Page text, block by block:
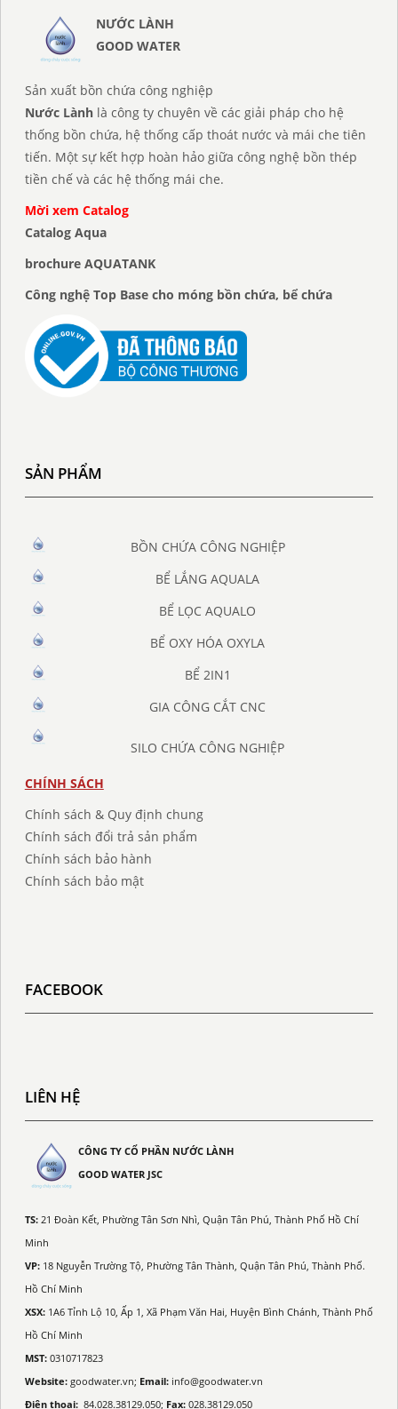
NƯỚC LÀNH
GOOD WATER
Sản xuất bồn chứa công nghiệp
Nước Lànhlà công ty chuyên về các giải pháp cho hệ
thống bồn chứa, hệ thống cấp thoát nước và mái che tiên
tiến. Một sự kết hợp hoàn hảo giữa công nghệ bồn thép
tiền chế và các hệ thống mái che.
Mời xem Catalog
Catalog Aqua
brochure AQUATANK
Công nghệ Top Base cho móng bồn chứa, bể chứa
SẢN PHẨM
BỒN CHỨA CÔNG NGHIỆP
BỂ LẮNG AQUALA
BỂ LỌC AQUALO
BỂ OXY HÓA OXYLA
BỂ 2IN1
GIA CÔNG CẮT CNC
SILO CHỨA CÔNG NGHIỆP
CHÍNH SÁCH
Chính sách & Quy định chung
Chính sách đổi trả sản phẩm
Chính sách bảo hành
Chính sách bảo mật
FACEBOOK
LIÊN HỆ
CÔNG TY CỔ PHẦN NƯỚC LÀNH
GOOD WATER JSC
TS:21 Đoàn Kết, Phường Tân Sơn Nhì, Quận Tân Phú, Thành Phố Hồ Chí
Minh
VP:18 Nguyễn Trường Tộ, Phường Tân Thành, Quận Tân Phú, Thành Phố.
Hồ Chí Minh
XSX:1A6 Tỉnh Lộ 10, Ấp 1, Xã Phạm Văn Hai, Huyện Bình Chánh, Thành Phố
Hồ Chí Minh
MST:0310717823
Website:goodwater.vn; Email:info@goodwater.vn
Điện thoại: 84.028.38129.050; Fax:028.38129.050